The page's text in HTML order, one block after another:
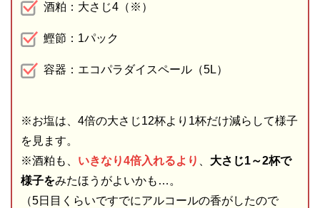
酒粕：大さじ4（※）
鰹節：1パック
容器：エコパラダイスペール（5L）
※お塩は、4倍の大さじ12杯より1杯だけ減らして様子
を見ます。
※酒粕も、 いきなり4倍入れるより
大さじ1～2杯で
様子をみたほうがよいかも…。
（5日目くらいですでにアルコールの香がしたので